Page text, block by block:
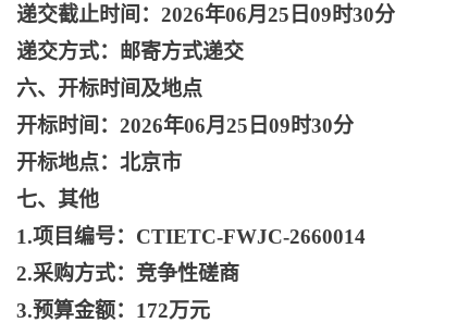
递交截止时间： 2026年06月25日09时30分
递交方式：邮寄方式递交
六、开标时间及地点
开标时间： 2026年06月25日09时30分
开标地点：北京市
七、其他
1.项目编号：CTIETC-FWJC-2660014
2.采购方式：竞争性磋商
3.预算金额：172万元